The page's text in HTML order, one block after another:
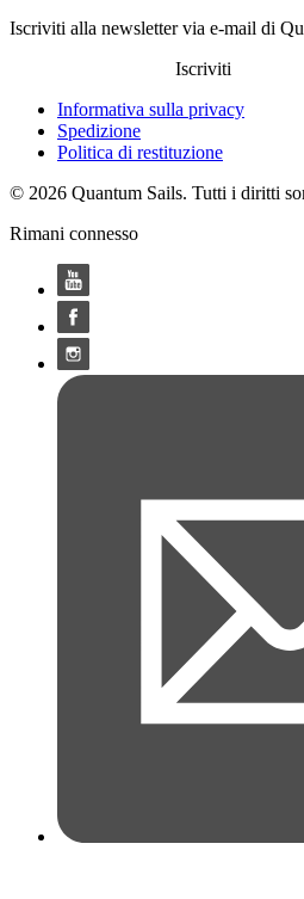
Iscriviti alla newsletter via e-mail di
Iscriviti
Informativa sulla privacy
Spedizione
Politica di restituzione
© 2026 Quantum Sails. Tutti i diritti
Rimani connesso